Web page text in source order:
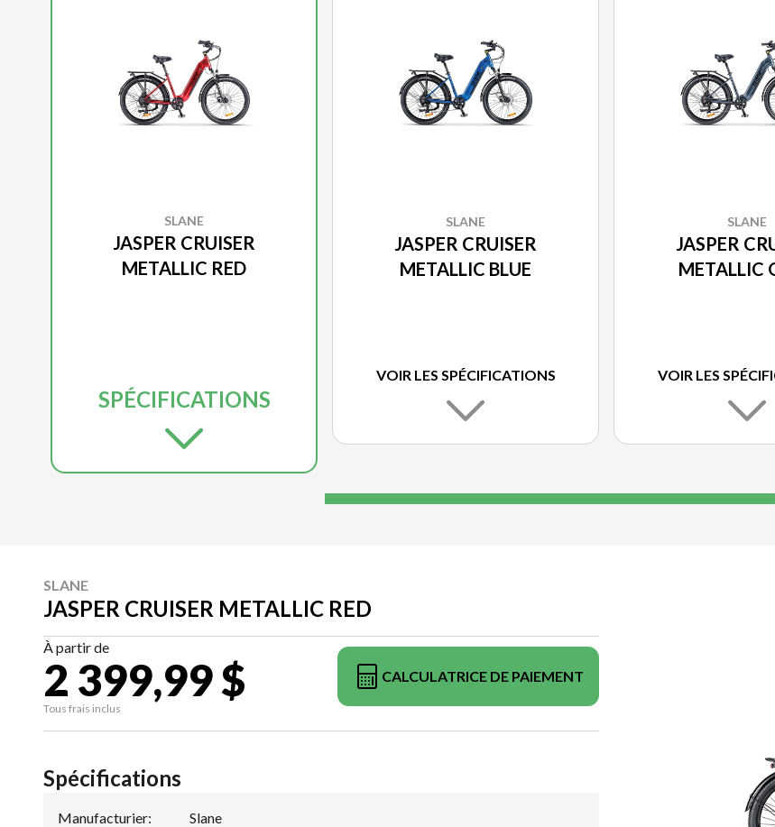
SLANE
JASPER CRUISER
METALLIC RED
SPÉCIFICATIONS
SLANE
JASPER CRUISER
METALLIC BLUE
VOIR LES SPÉCIFICATIONS
SLANE
JASPER
METALLIC
VOIR LES
SLANE
JASPER CRUISER METALLIC RED
À partir de
2 399,99 $
Tous frais inclus
CALCULATRICE DE PAIEMENT
Spécifications
Manufacturier: Slane